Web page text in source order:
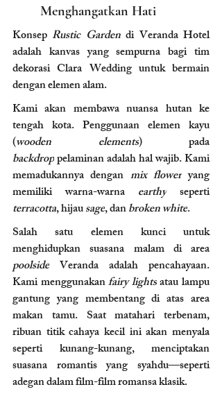
Menghangatkan Hati
Konsep Rustic Garden di Veranda Hotel
adalah kanvas yang sempurna bagi tim
dekorasi Clara Wedding untuk bermain
dengan elemen alam.
Kami akan membawa nuansa hutan ke
tengah kota. Penggunaan elemen kayu
(wooden elements
backdrop pelaminan adalah hal wajib. Kami
memadukannya dengan mix flower yang
memiliki warna-warna earthy
seperti
terracotta, hijau sage, dan broken white.
Salah satu elemen kunci untuk
poolside Veranda adalah pencahayaan.
Kami menggunakan fairy lights atau lampu
gantung yang membentang di atas area
makan tamu. Saat matahari terbenam,
ribuan titik cahaya kecil ini akan menyala
seperti kunang-kunang, menciptakan
suasana romantis yang syahdu—seperti
adegan dalam film-film romansa klasik.